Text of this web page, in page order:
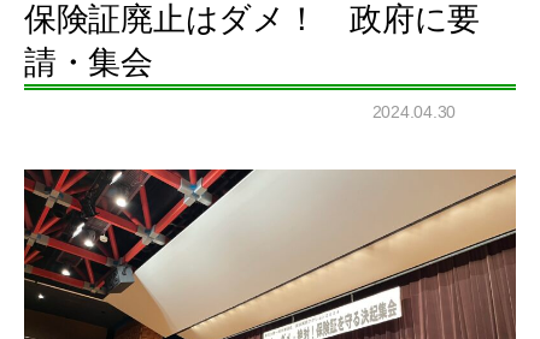
保険証廃止はダメ！ 政府に要
請・集会
2024.04.30